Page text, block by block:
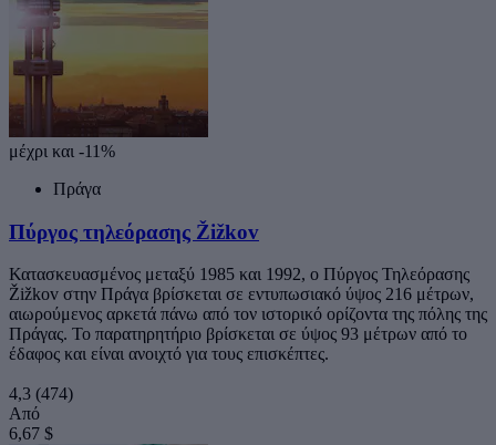
μέχρι και -11%
Πράγα
Πύργος τηλεόρασης Žižkov
Κατασκευασμένος μεταξύ 1985 και 1992, ο Πύργος Τηλεόρασης
Žižkov στην Πράγα βρίσκεται σε εντυπωσιακό ύψος 216 μέτρων,
αιωρούμενος αρκετά πάνω από τον ιστορικό ορίζοντα της πόλης της
Πράγας. Το παρατηρητήριο βρίσκεται σε ύψος 93 μέτρων από το
έδαφος και είναι ανοιχτό για τους επισκέπτες.
4,3 (474)
Από
6,67 $